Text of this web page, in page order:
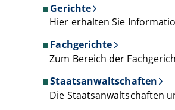
Gerichte
Hier erhalten Sie
Fachgerichte
Zum Bereich der
Staatsanwaltschaften
Die Staatsanwaltschaften